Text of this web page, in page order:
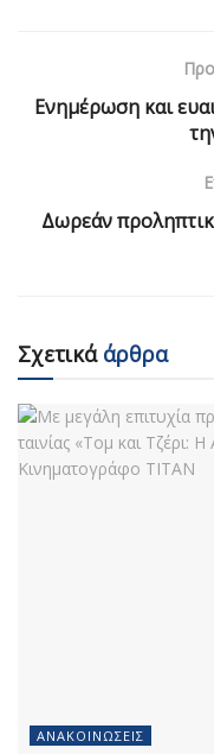
Ενημέρωση και
Δωρεάν
Σχετικάάρθρα
ΑΝΑΚΟΙΝΏΣΕΙΣ